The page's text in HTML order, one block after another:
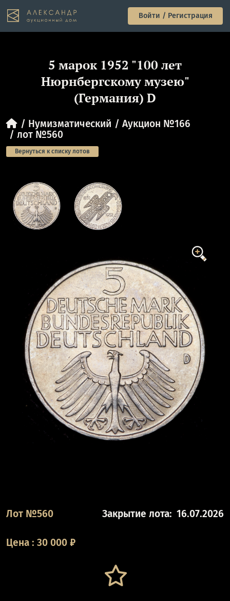
Войти / Регистрация
5 марок 1952 "100 лет
Нюрнбергскому музею"
(Германия) D
Нумизматический
Аукцион №166
лот №560
Вернуться к списку лотов
Лот №560 Закрытие лота: 16.07.2026
Цена : 30 000 ₽